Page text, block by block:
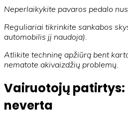
Neperlaikykite pavaros pedalo
Reguliariai tikrinkite sankabos
automobilis jį naudoja).
Atlikite techninę apžiūrą bent
nematote akivaizdžių problemų.
Vairuotojų patirtys:
neverta